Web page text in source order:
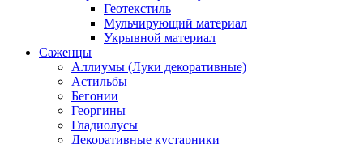
Геотекстиль
Мульчирующий материал
Укрывной материал
Саженцы
Аллиумы (Луки декоративные)
Астильбы
Бегонии
Георгины
Гладиолусы
Декоративные кустарники